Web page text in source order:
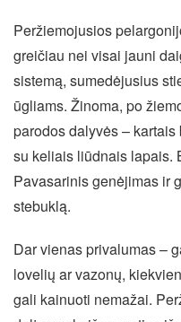
Peržiemojusios
greičiau nei visai jauni
sistemą, sumedėjusius
ūgliams. Žinoma, po
parodos dalyvės –
su keliais liūdnais lapais.
Pavasarinis genėjimas ir
stebuklą.
Dar vienas privalumas –
lovelių ar vazonų,
gali kainuoti nemažai.